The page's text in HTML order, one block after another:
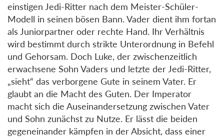
einstigen Jedi-Ritter nach dem Meister-Schüler-
Modell in seinen bösen Bann. Vader dient ihm fortan
als Juniorpartner oder rechte Hand. Ihr Verhältnis
wird bestimmt durch strikte Unterordnung in Befehl
und Gehorsam. Doch Luke, der zwischenzeitlich
erwachsene Sohn Vaders und letzte der Jedi-Ritter,
„sieht“ das verborgene Gute in seinem Vater. Er
glaubt an die Macht des Guten. Der Imperator
macht sich die Auseinandersetzung zwischen Vater
und Sohn zunächst zu Nutze. Er lässt die beiden
gegeneinander kämpfen in der Absicht, dass einer